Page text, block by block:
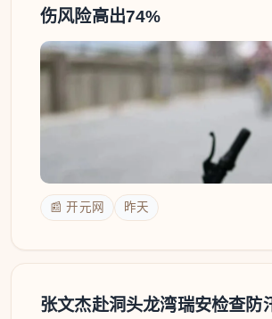
伤风险高出74%
📰 开元网 昨天
张文杰赴洞头龙湾瑞安检查防